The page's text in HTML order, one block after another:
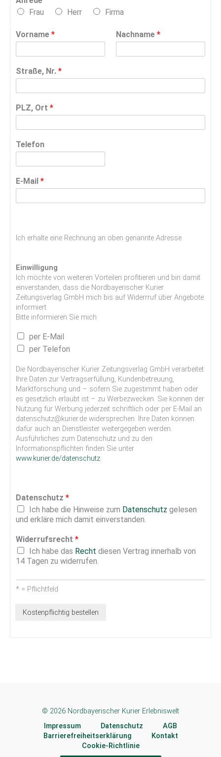
Frau
Herr Firma
Vorname * Nachname *
Straße, Nr. *
PLZ, Ort *
Telefon
E-Mail *
Ich erhalte eine Rechnung an oben genannte Adresse.
Einwilligung
Ich möchte von weiteren Vorteilen profitieren und bin damit
einverstanden, dass die Nordbayerischer Kurier
Zeitungsverlag GmbH mich bis auf Widerrruf über Angebote
informiert.
Bitte informieren Sie mich
W
e
b
e
e
i
n
w
i
l
l
l
n
g
per E-Mail
per Telefon
Die Nordbayerischer Kurier Zeitungsverlag GmbH verarbeitet
Ihre Daten zur Vertragserfüllung, Kundenbetreuung,
Marktforschung und – sofern Sie zugestimmt haben oder
es gesetzlich erlaubt ist – zu Werbezwecken. Sie können der
Nutzung für Werbung jederzeit schriftlich oder per E-Mail an
datenschutz@kurier.de widersprechen. Ihre Daten können
dafür auch an Dienstleister weitergegeben werden.
Ausführliches zum Datenschutz und zu den
Informationspflichten finden Sie unter
www.kurier.de/datenschutz.
Datenschutz *
Ich habe die Hinweise zum Datenschutz gelesen
und erkläre mich damit einverstanden.
Widerrufsrecht *
Ich habe das Recht diesen Vertrag innerhalb von
14 Tagen zu widerrufen.
* = Pflichtfeld
Kostenpflichtig bestellen
© 2026 Nordbayerischer Kurier Erlebniswelt
Impressum
Datenschutz
AGB
Barrierefreiheitserklärung
Kontakt
Cookie-Richtlinie